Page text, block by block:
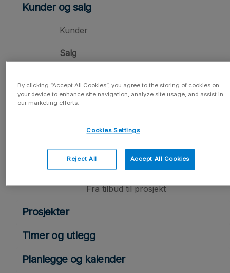
Kunder og salg
Kunder
Salg
Opprettelse av tilbud
Fra tilbud til prosjekt
Prosjekter
Timer og utlegg
Planlegge og kalender
By clicking “Accept All Cookies”, you agree to the storing of cookies on
your device to enhance site navigation, analyze site usage, and assist in
our marketing efforts.
Cookies Settings
Reject All Accept All Cookies